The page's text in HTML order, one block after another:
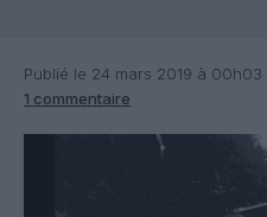
Publié le 24 mars 2019 à 00h03
1 commentaire